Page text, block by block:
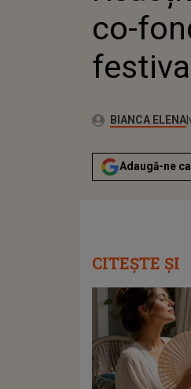
co-
Autor:BIANCA ELENA
Adaugă-ne
CITEȘTE ȘI